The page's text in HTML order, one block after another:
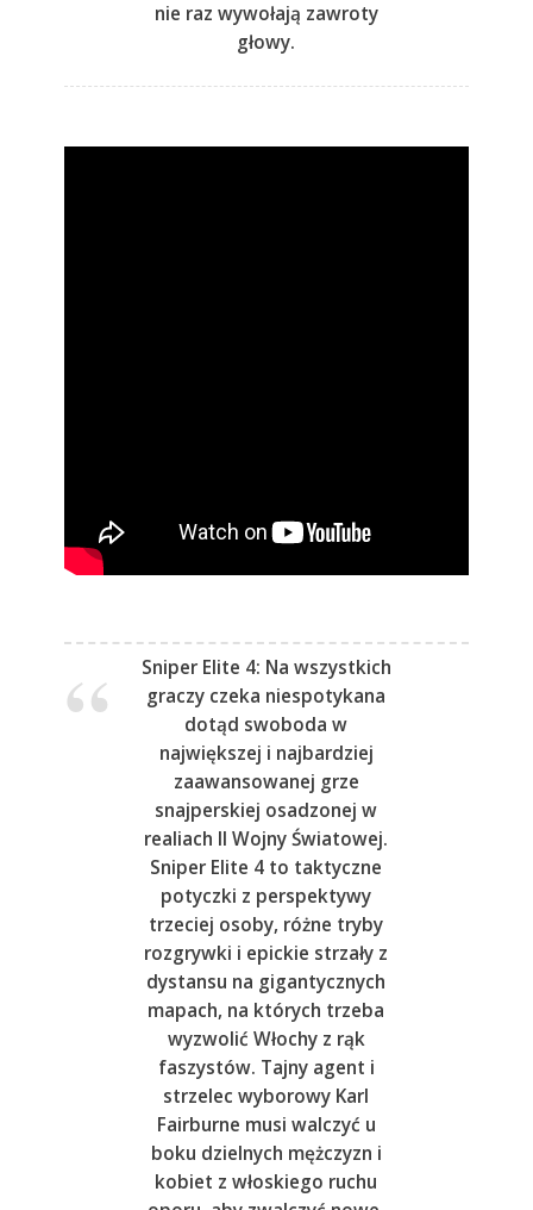
nie raz wywołają zawroty
głowy.
Sniper Elite 4: Na wszystkich
graczy czeka niespotykana
dotąd swoboda w
największej i najbardziej
zaawansowanej grze
snajperskiej osadzonej w
realiach II Wojny Światowej.
Sniper Elite 4 to taktyczne
potyczki z perspektywy
trzeciej osoby, różne tryby
rozgrywki i epickie strzały z
dystansu na gigantycznych
mapach, na których trzeba
wyzwolić Włochy z rąk
faszystów. Tajny agent i
strzelec wyborowy Karl
Fairburne musi walczyć u
boku dzielnych mężczyzn i
kobiet z włoskiego ruchu